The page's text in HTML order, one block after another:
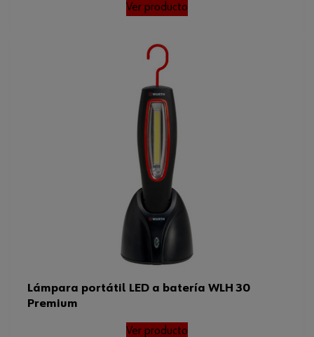
Ver producto
Lámpara portátil LED a batería WLH 30
Premium
Ver producto